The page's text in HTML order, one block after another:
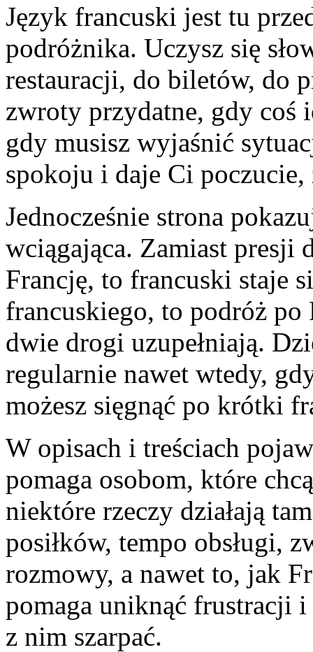
Język francuski jest tu
podróżnika. Uczysz się
restauracji, do biletów, do
zwroty przydatne, gdy coś
gdy musisz wyjaśnić
spokoju i daje Ci
Jednocześnie strona
wciągająca. Zamiast presji
Francję, to francuski staje
francuskiego, to podróż po
dwie drogi uzupełniają.
regularnie nawet wtedy,
możesz sięgnąć po krótki
W opisach i treściach
pomaga osobom, które
niektóre rzeczy działają
posiłków, tempo obsługi,
rozmowy, a nawet to, jak
pomaga uniknąć frustracji
z nim szarpać.